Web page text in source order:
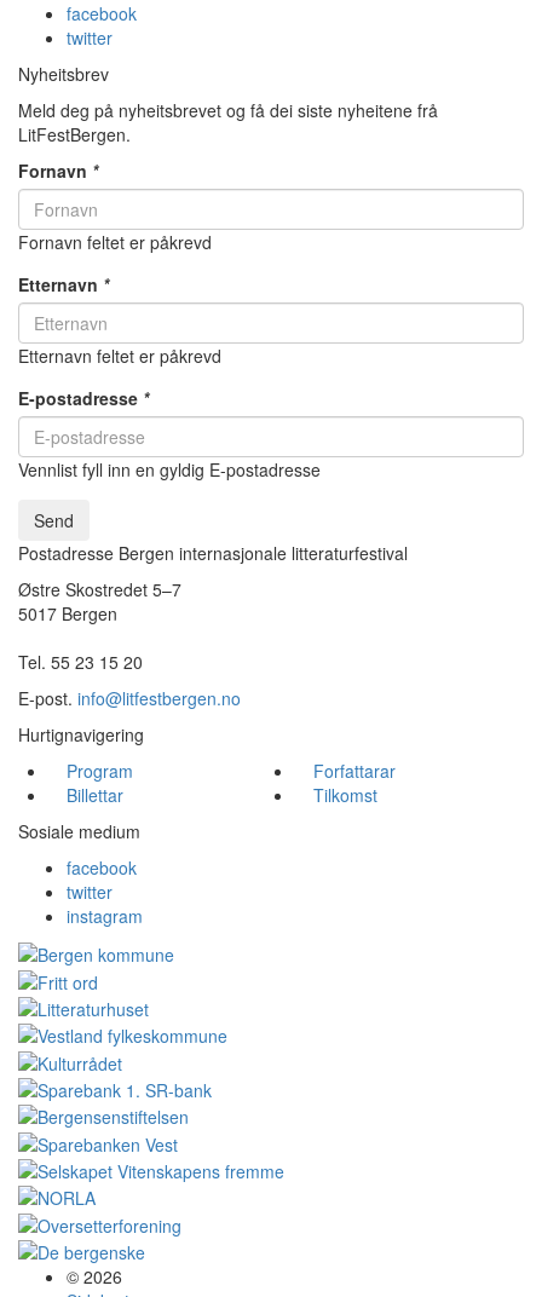
facebook
twitter
Nyheitsbrev
Meld deg på nyheitsbrevet og få dei siste nyheitene frå
LitFestBergen.
Fornavn *
Fornavn feltet er påkrevd
Etternavn *
Etternavn feltet er påkrevd
E-postadresse *
Vennlist fyll inn en gyldig E-postadresse
Send
Postadresse Bergen internasjonale litteraturfestival
Østre Skostredet 5–7
5017 Bergen
Tel. 55 23 15 20
E-post. info@litfestbergen.no
Hurtignavigering
Program
Forfattarar
Billettar
Tilkomst
Sosiale medium
facebook
twitter
instagram
© 2026